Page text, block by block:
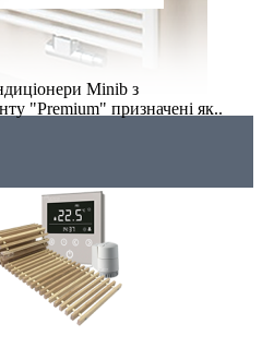
Minib з
"Premium" призначені як..